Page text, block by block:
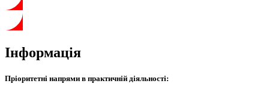
Інформація
Пріоритетні напрями в практичній діяльності: